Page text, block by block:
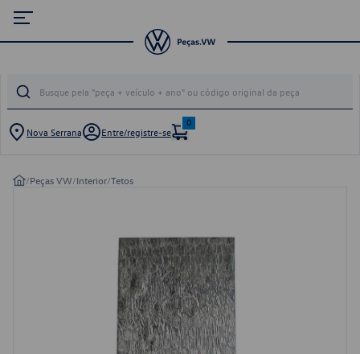
Nova Serrana Entre/registre-se
0
/Peças VW/Interior/Tetos